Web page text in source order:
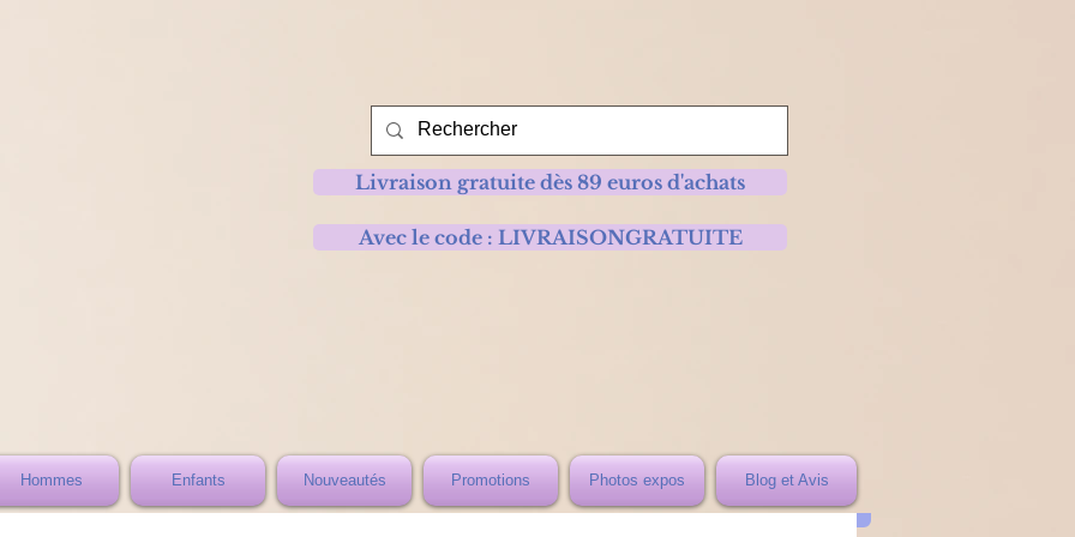
Livraison gratuite dès 89 euros d'achats
Avec le code : LIVRAISONGRATUITE
Hommes Enfants Nouveautés Promotions Photos expos Blog et Avis